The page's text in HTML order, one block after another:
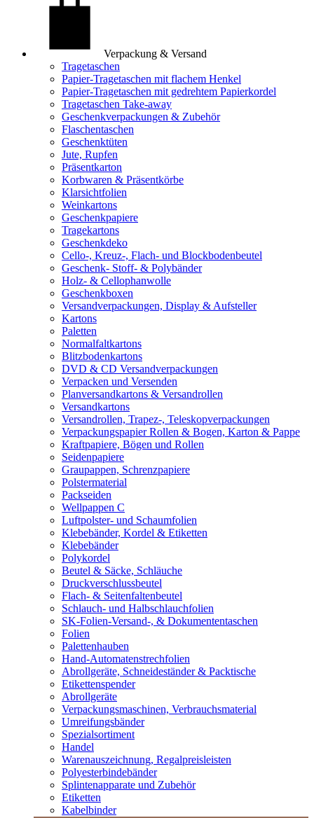
Verpackung & Versand
Tragetaschen
Papier-Tragetaschen mit flachem Henkel
Papier-Tragetaschen mit gedrehtem Papierkordel
Tragetaschen Take-away
Geschenkverpackungen & Zubehör
Flaschentaschen
Geschenktüten
Jute, Rupfen
Präsentkarton
Korbwaren & Präsentkörbe
Klarsichtfolien
Weinkartons
Geschenkpapiere
Tragekartons
Geschenkdeko
Cello-, Kreuz-, Flach- und Blockbodenbeutel
Geschenk- Stoff- & Polybänder
Holz- & Cellophanwolle
Geschenkboxen
Versandverpackungen, Display & Aufsteller
Kartons
Paletten
Normalfaltkartons
Blitzbodenkartons
DVD & CD Versandverpackungen
Verpacken und Versenden
Planversandkartons & Versandrollen
Versandkartons
Versandrollen, Trapez-, Teleskopverpackungen
Verpackungspapier Rollen & Bogen, Karton & Pappe
Kraftpapiere, Bögen und Rollen
Seidenpapiere
Graupappen, Schrenzpapiere
Polstermaterial
Packseiden
Wellpappen C
Luftpolster- und Schaumfolien
Klebebänder, Kordel & Etiketten
Klebebänder
Polykordel
Beutel & Säcke, Schläuche
Druckverschlussbeutel
Flach- & Seitenfaltenbeutel
Schlauch- und Halbschlauchfolien
SK-Folien-Versand-, & Dokumententaschen
Folien
Palettenhauben
Hand-Automatenstrechfolien
Abrollgeräte, Schneideständer & Packtische
Etikettenspender
Abrollgeräte
Verpackungsmaschinen, Verbrauchsmaterial
Umreifungsbänder
Spezialsortiment
Handel
Warenauszeichnung, Regalpreisleisten
Polyesterbindebänder
Splintenapparate und Zubehör
Etiketten
Kabelbinder